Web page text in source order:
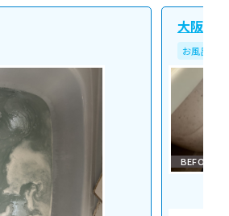
大阪北
お風呂清掃
BEFORE